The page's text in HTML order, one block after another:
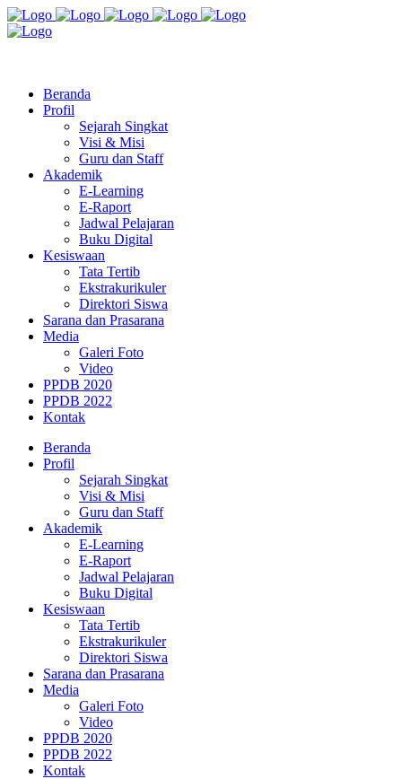
Beranda
Profil
Sejarah Singkat
Visi & Misi
Guru dan Staff
Akademik
E-Learning
E-Raport
Jadwal Pelajaran
Buku Digital
Kesiswaan
Tata Tertib
Ekstrakurikuler
Direktori Siswa
Sarana dan Prasarana
Media
Galeri Foto
Video
PPDB 2020
PPDB 2022
Kontak
Beranda
Profil
Sejarah Singkat
Visi & Misi
Guru dan Staff
Akademik
E-Learning
E-Raport
Jadwal Pelajaran
Buku Digital
Kesiswaan
Tata Tertib
Ekstrakurikuler
Direktori Siswa
Sarana dan Prasarana
Media
Galeri Foto
Video
PPDB 2020
PPDB 2022
Kontak